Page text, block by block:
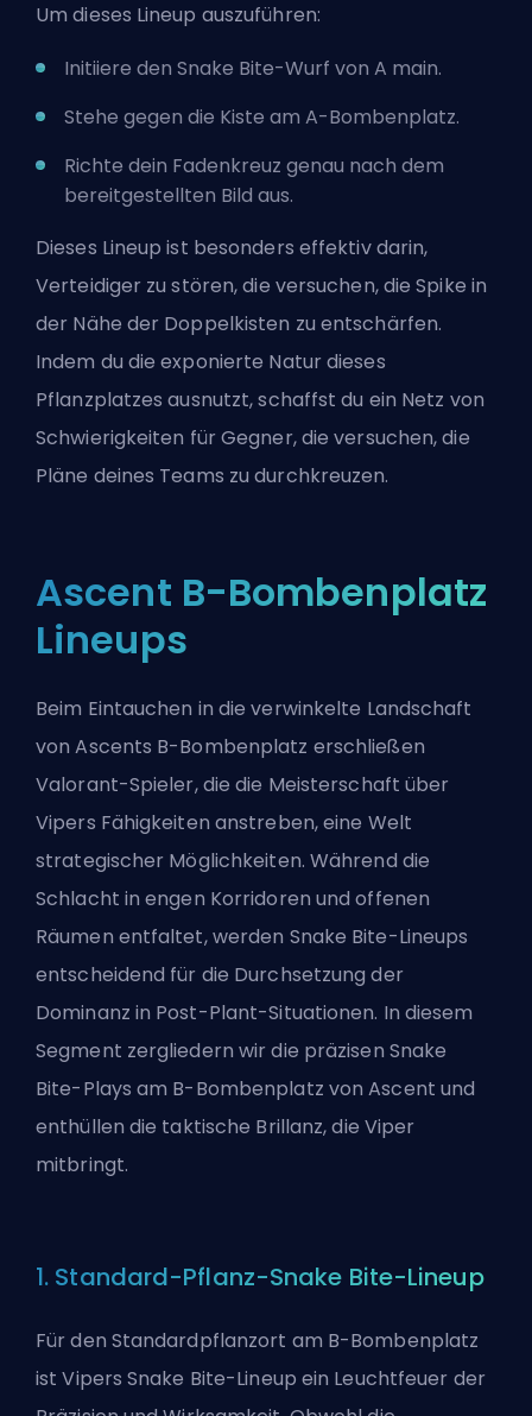
Um dieses Lineup auszuführen:
Initiiere den Snake Bite-Wurf von A main.
Stehe gegen die Kiste am A-Bombenplatz.
Richte dein Fadenkreuz genau nach dem
bereitgestellten Bild aus.
Dieses Lineup ist besonders effektiv darin,
Verteidiger zu stören, die versuchen, die Spike in
der Nähe der Doppelkisten zu entschärfen.
Indem du die exponierte Natur dieses
Pflanzplatzes ausnutzt, schaffst du ein Netz von
Schwierigkeiten für Gegner, die versuchen, die
Pläne deines Teams zu durchkreuzen.
Ascent B-Bombenplatz
Lineups
Beim Eintauchen in die verwinkelte Landschaft
von Ascents B-Bombenplatz erschließen
Valorant-Spieler, die die Meisterschaft über
Vipers Fähigkeiten anstreben, eine Welt
strategischer Möglichkeiten. Während die
Schlacht in engen Korridoren und offenen
Räumen entfaltet, werden Snake Bite-Lineups
entscheidend für die Durchsetzung der
Dominanz in Post-Plant-Situationen. In diesem
Segment zergliedern wir die präzisen Snake
Bite-Plays am B-Bombenplatz von Ascent und
enthüllen die taktische Brillanz, die Viper
mitbringt.
1. Standard-Pflanz-Snake Bite-Lineup
Für den Standardpflanzort am B-Bombenplatz
ist Vipers Snake Bite-Lineup ein Leuchtfeuer der